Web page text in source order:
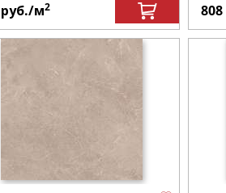
руб./м2 808